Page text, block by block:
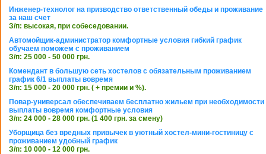
Инженер-технолог на призводство ответственный обеды и проживание
за наш счет
З/п: высокая, при собеседовании.
Автомойщик-администратор комфортные условия гибкий график
обучаем поможем с проживанием
З/п: 25 000 - 50 000 грн.
Комендант в большую сеть хостелов с обязательным проживанием
график 6/1 выплаты вовремя
З/п: 15 000 - 20 000 грн. ( + премии и %).
Повар-универсал обеспечиваем бесплатно жильем при необходимости
выплаты вовремя комфортные условия
З/п: 24 000 - 28 000 грн. (1 400 грн. за смену)
Уборщица без вредных привычек в уютный хостел-мини-гостиницу с
проживанием удобный график
З/п: 10 000 - 12 000 грн.